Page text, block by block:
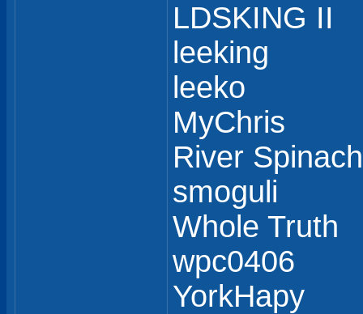
LDSKING II
leeking
leeko
MyChris
River Spinach
smoguli
Whole Truth
wpc0406
YorkHapy